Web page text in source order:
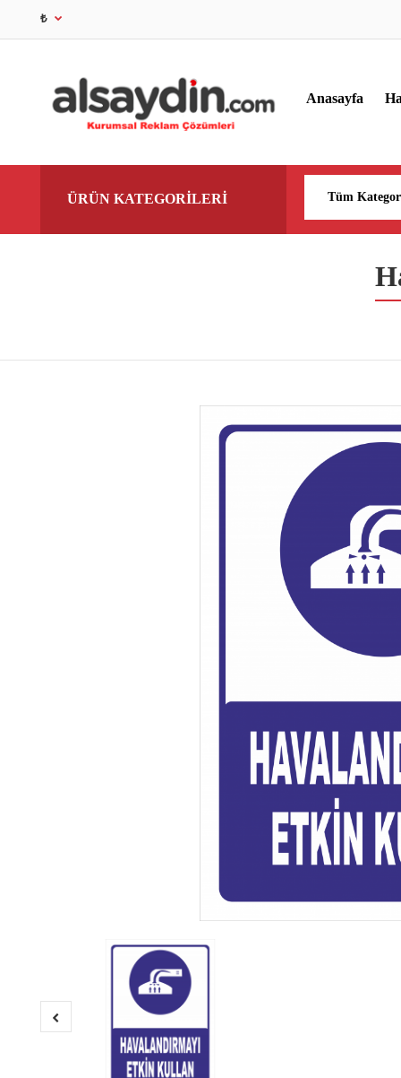
₺
Anasayfa
ÜRÜN KATEGORİLERİ